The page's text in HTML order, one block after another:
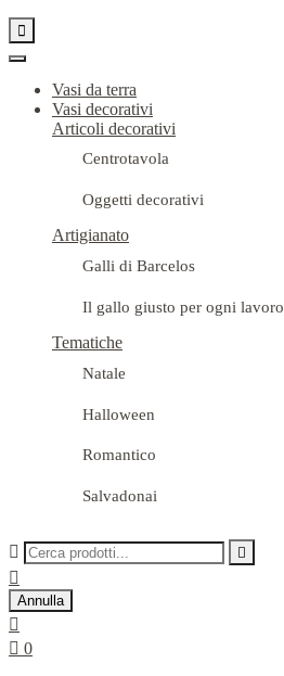

Vasi da terra
Vasi decorativi
Articoli decorativi
Centrotavola
Oggetti decorativi
Artigianato
Galli di Barcelos
Il gallo giusto per ogni lavoro
Tematiche
Natale
Halloween
Romantico
Salvadonai
 

Annulla

 0